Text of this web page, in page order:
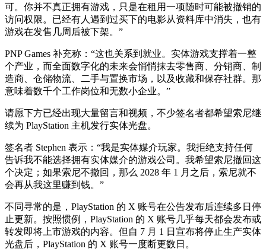
可。你并不真正拥有游戏，只是在租用一项随时可能被撤销的
访问权限。已经有人遇到过买下的电影从资料库中消失，也有
游戏在发售几周后被下架。”
PNP Games 补充称：“这也关系到就业。实体游戏支撑着一整
个产业，而全面数字化的未来会悄悄抹去零售商、分销商、制
造商、仓储物流、二手与置换市场，以及收藏和保存社群。那
意味着数千个工作岗位和无数小企业。”
请愿下方已经出现大量留言和视频，不少签名者都希望索尼继
续为 PlayStation 主机发行实体光盘。
签名者 Stephen 表示：“我是实体媒介玩家。我拒绝支持任何
告诉我不能选择拥有实体媒介的游戏公司。我希望索尼撤回这
个决定；如果索尼不撤回，那么 2028 年 1 月之后，索尼就不
会再从我这里赚到钱。”
不同寻常的是，PlayStation 的 X 账号在公告发布后连续多日停
止更新。按照惯例，PlayStation 的 X 账号几乎每天都会发布或
转发即将上市游戏的内容。但自 7 月 1 日宣布将停止生产实体
光盘后，PlayStation 的 X 账号一度断更数日。